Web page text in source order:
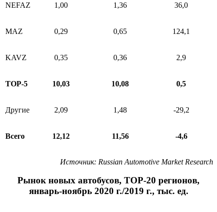
NEFAZ 1,00 1,36 36,0
MAZ 0,29 0,65 124,1
KAVZ 0,35 0,36 2,9
ТОР-5 10,03 10,08 0,5
Другие 2,09 1,48 -29,2
Всего 12,12 11,56 -4,6
Источник: Russian Automotive Market Research
Рынок новых автобусов, ТОР-20 регионов,
январь-ноябрь 2020 г./2019 г., тыс. ед.